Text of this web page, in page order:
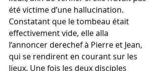
été victime d’une hallucination.
Constatant que le tombeau était
effectivement vide, elle alla
l’annoncer derechef à Pierre et Jean,
qui se rendirent en courant sur les
lieux. Une fois les deux disciples